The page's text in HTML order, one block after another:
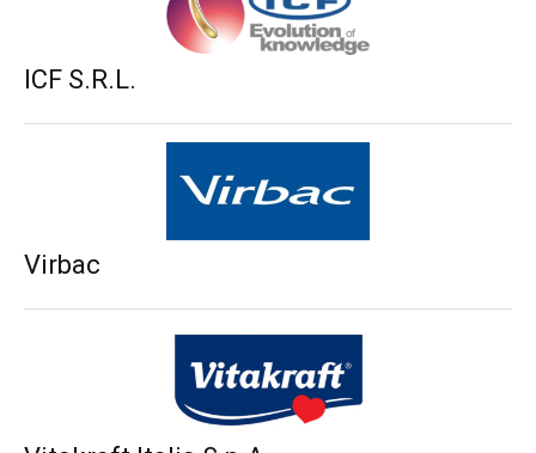
ICF S.R.L.
Virbac